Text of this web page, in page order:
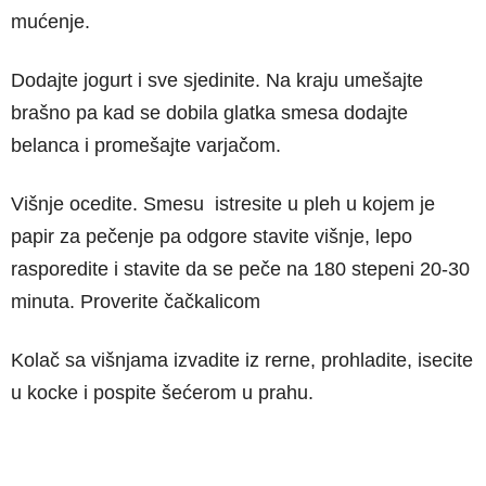
mućenje.
Dodajte jogurt i sve sjedinite. Na kraju umešajte
brašno pa kad se dobila glatka smesa dodajte
belanca i promešajte varjačom.
Višnje ocedite. Smesu istresite u pleh u kojem je
papir za pečenje pa odgore stavite višnje, lepo
rasporedite i stavite da se peče na 180 stepeni 20-30
minuta. Proverite čačkalicom
Kolač sa višnjama izvadite iz rerne, prohladite, isecite
u kocke i pospite šećerom u prahu.